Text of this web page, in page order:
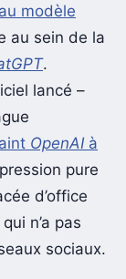
modèle
au sein de la
.
lancé –
OpenAI à
pure
d’office
n’a pas
sociaux.